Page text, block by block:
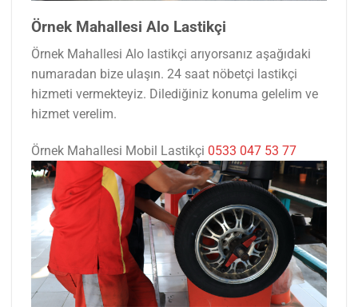
Örnek Mahallesi Alo Lastikçi
Örnek Mahallesi Alo lastikçi arıyorsanız aşağıdaki
numaradan bize ulaşın. 24 saat nöbetçi lastikçi
hizmeti vermekteyiz. Dilediğiniz konuma gelelim ve
hizmet verelim.
Örnek Mahallesi Mobil Lastikçi 0533 047 53 77